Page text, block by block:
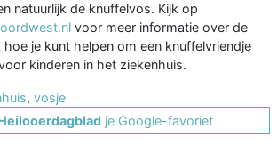
natuurlijk de knuffelvos. Kijk op
voor meer informatie over de
je kunt helpen om een knuffelvriendje
kinderen in het ziekenhuis.
, vosje
je Google-favoriet